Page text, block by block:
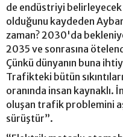
de endüstriyi
olduğunu kaydeden
zaman? 2030'da
2035 ve sonrasına
Çünkü dünyanın buna
Trafikteki bütün
oranında insan kaynaklı.
oluşan trafik problemini
sürüştür”.